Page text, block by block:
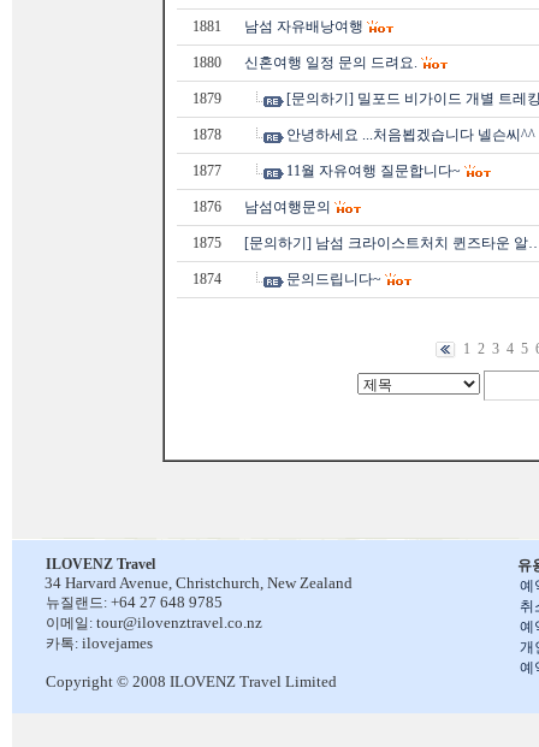
1881 남섬 자유배낭여행
1880 신혼여행 일정 문의 드려요.
1879 [문의하기] 밀포드 비가이드 개별 트레
1878 안녕하세요 ...처음뵙겠습니다 넬슨씨^^
1877 11월 자유여행 질문합니다~
1876 남섬여행문의
1875 [문의하기] 남섬 크라이스트처치 퀸즈타운 알
1874 문의드립니다~
1 2 3 4 5
유
예
취
예
개
예
ILOVENZ Travel
34 Harvard Avenue, Christchurch, New Zealand
뉴질랜드: +64 27 648 9785
이메일: tour@ilovenztravel.co.nz
카톡: ilovejames
Copyright © 2008 ILOVENZ Travel Limited